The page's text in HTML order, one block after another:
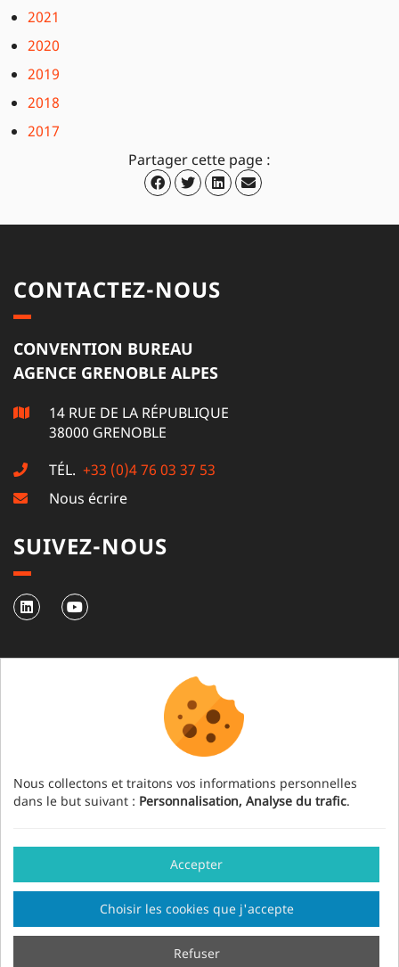
2021
2020
2019
2018
2017
Partager cette page :
CONTACTEZ-NOUS
CONVENTION BUREAU
AGENCE GRENOBLE ALPES
14 RUE DE LA RÉPUBLIQUE
38000 GRENOBLE
TÉL. +33 (0)4 76 03 37 53
Nous écrire
SUIVEZ-NOUS
NEWSLETTER
S'abonner à notre newsletter
Mention légale Crédits Gestion des cookies
Fait en France par
Nous collectons et traitons vos informations personnelles
dans le but suivant : Personnalisation, Analyse du trafic.
Accepter
Refuser
Choisir les cookies que j'accepte